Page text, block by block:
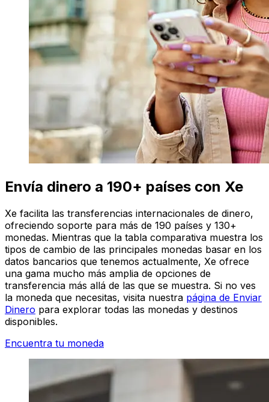
Envía dinero a 190+ países con Xe
Xe facilita las transferencias internacionales de dinero,
ofreciendo soporte para más de 190 países y 130+
monedas. Mientras que la tabla comparativa muestra los
tipos de cambio de las principales monedas basar en los
datos bancarios que tenemos actualmente, Xe ofrece
una gama mucho más amplia de opciones de
transferencia más allá de las que se muestra. Si no ves
la moneda que necesitas, visita nuestra página de Enviar
Dinero para explorar todas las monedas y destinos
disponibles.
Encuentra tu moneda